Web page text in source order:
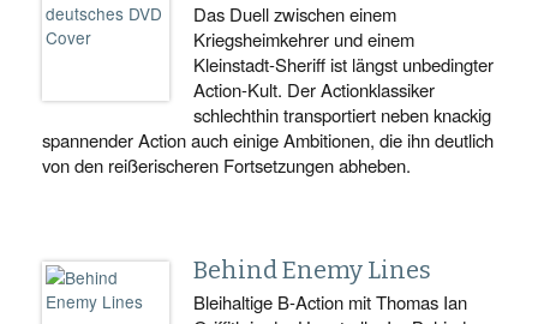
Das Duell zwischen einem
Kriegsheimkehrer und einem
Kleinstadt-Sheriff ist längst unbedingter
Action-Kult. Der Actionklassiker
schlechthin transportiert neben knackig
spannender Action auch einige Ambitionen, die ihn deutlich
von den reißerischeren Fortsetzungen abheben.
Behind Enemy Lines
Bleihaltige B-Action mit Thomas Ian